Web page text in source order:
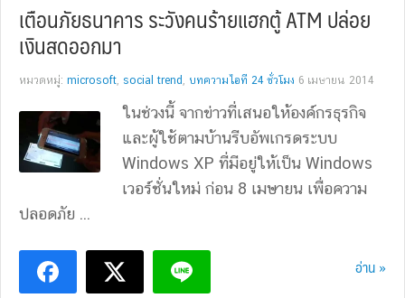
เตือนภัยธนาคาร ระวังคนร้ายแฮกตู้ ATM ปล่อย
เงินสดออกมา
หมวดหมู่: microsoft, social trend , บทความไอที 24 ชั่วโมง 6 เมษายน 2014
ในช่วงนี้ จากข่าวที่เสนอให้องค์กรธุรกิจ
และผู้ใช้ตามบ้านรีบอัพเกรดระบบ
Windows XP ที่มีอยู่ให้เป็น Windows
เวอร์ชั่นใหม่ ก่อน 8 เมษายน เพื่อความ
ปลอดภัย ...
อ่าน »